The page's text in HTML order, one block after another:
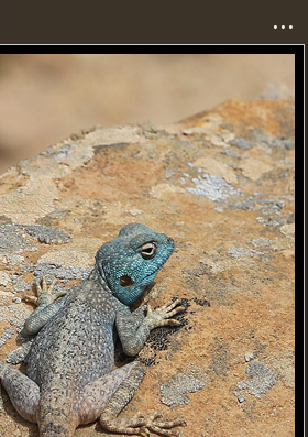
...
Photographies
Carnets de voyage
Matériel
Avis et tests
Liens